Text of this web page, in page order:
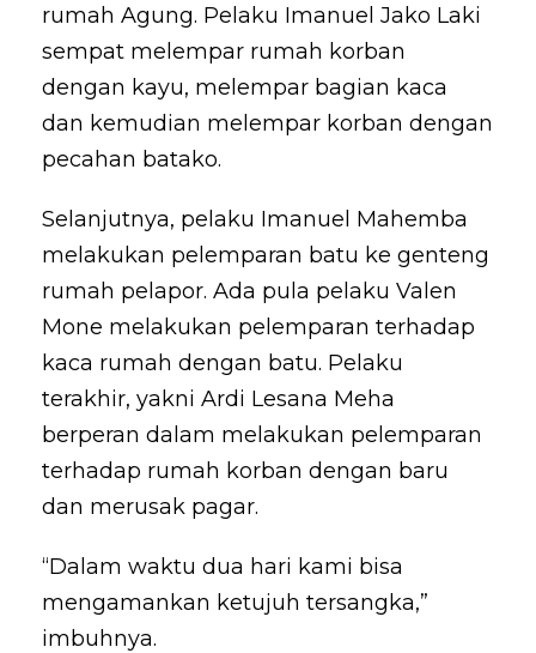
rumah Agung. Pelaku Imanuel Jako Laki
sempat melempar rumah korban
dengan kayu, melempar bagian kaca
dan kemudian melempar korban dengan
pecahan batako.
Selanjutnya, pelaku Imanuel Mahemba
melakukan pelemparan batu ke genteng
rumah pelapor. Ada pula pelaku Valen
Mone melakukan pelemparan terhadap
kaca rumah dengan batu. Pelaku
terakhir, yakni Ardi Lesana Meha
berperan dalam melakukan pelemparan
terhadap rumah korban dengan baru
dan merusak pagar.
“Dalam waktu dua hari kami bisa
mengamankan ketujuh tersangka,”
imbuhnya.